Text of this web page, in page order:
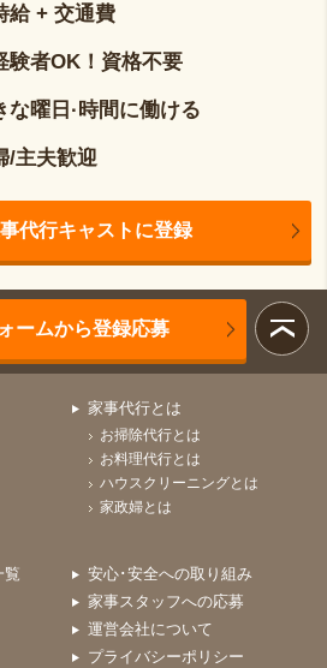
給 + 交通費
験者OK！資格不要
な曜日·時間に働ける
/主夫歓迎
代行キャストに登録
ームから登録応募
家事代行とは
お掃除代行とは
お料理代行とは
ハウスクリーニングとは
家政婦とは
覧
安心･安全への取り組み
家事スタッフへの応募
運営会社について
プライバシーポリシー